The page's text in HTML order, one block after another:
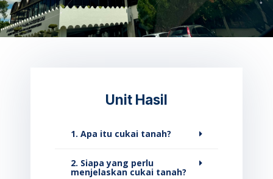
Unit Hasil
1. Apa itu cukai tanah?
2. Siapa yang perlu
menjelaskan cukai tanah?